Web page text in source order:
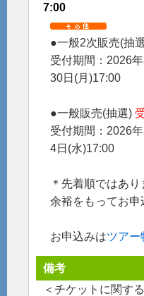
7:00
●一般2次販売(抽
受付期間：2026
30日(月)17:00
●一般販売(抽選)
受付期間：2026
4日(水)17:00
＊先着順ではあ
余裕をもってお申
お申込みはツアー
備考
＜チケットに関す